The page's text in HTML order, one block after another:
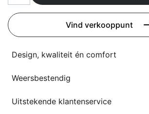
Nieuws
Events
Werken bij
Over ons
Vind verkooppunt
Design, kwaliteit én comfort
Weersbestendig
Uitstekende klantenservice